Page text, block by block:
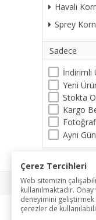
Havalı
Sprey
Sadece
İndirimli
Yeni
Stokta
Kargo
Aynı
Çerez Tercihleri
Web sitemizin
kullanılmaktadır.
deneyimini geliştirmek
çerezler de